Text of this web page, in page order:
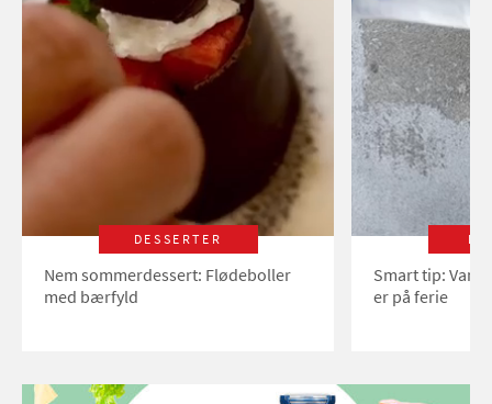
DESSERTER
Nem sommerdessert: Flødeboller
med bærfyld
Smart tip:
er på ferie